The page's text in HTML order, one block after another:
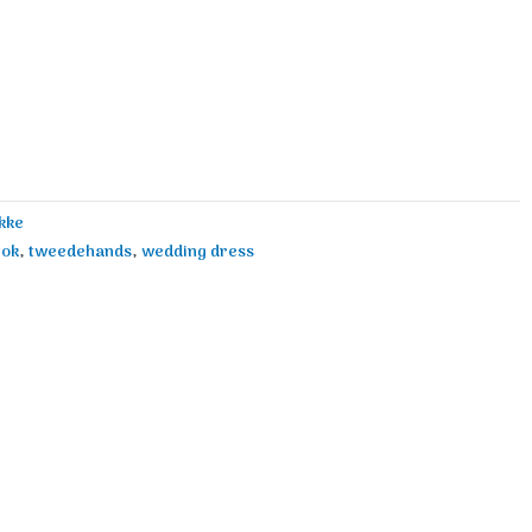
,tweedehands,wedding dress